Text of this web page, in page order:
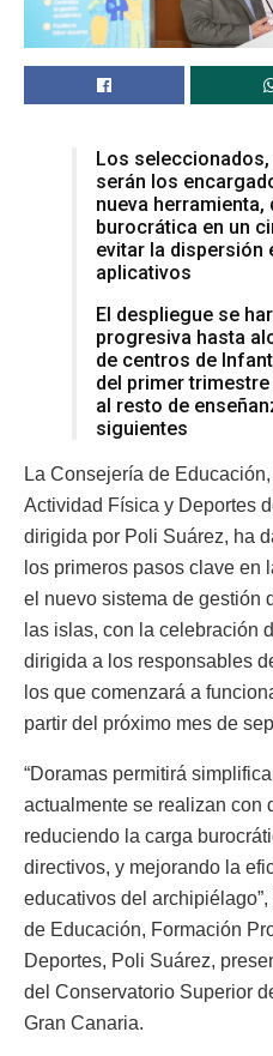
Los
serán los
nueva
burocrática en un
evitar la dispersión
aplicativos
El despliegue se
progresiva hasta
de centros de
del primer
al resto de
siguientes
La Consejería de
Actividad Física y Deportes
dirigida por Poli Suárez, ha
los primeros pasos clave en
el nuevo sistema de gestión
las islas, con la celebración
dirigida a los responsables
los que comenzará a
partir del próximo mes de
“Doramas permitirá
actualmente se realizan con
reduciendo la carga
directivos, y mejorando la
educativos del
de Educación, Formación
Deportes, Poli Suárez,
del Conservatorio Superior
Gran Canaria.